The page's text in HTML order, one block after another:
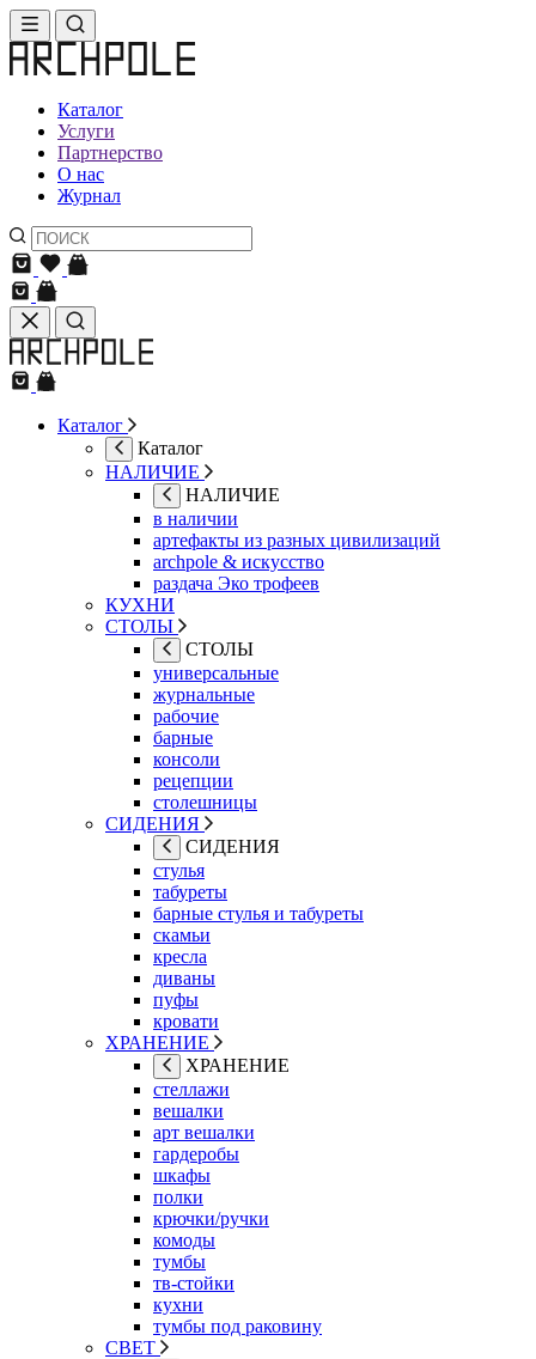
Каталог
Услуги
Партнерство
О нас
Журнал
Каталог
Каталог
НАЛИЧИЕ
НАЛИЧИЕ
в наличии
артефакты из разных цивилизаций
archpole & искусство
раздача Эко трофеев
КУХНИ
СТОЛЫ
СТОЛЫ
универсальные
журнальные
рабочие
барные
консоли
рецепции
столешницы
СИДЕНИЯ
СИДЕНИЯ
стулья
табуреты
барные стулья и табуреты
скамьи
кресла
диваны
пуфы
кровати
ХРАНЕНИЕ
ХРАНЕНИЕ
стеллажи
вешалки
арт вешалки
гардеробы
шкафы
полки
крючки/ручки
комоды
тумбы
тв-стойки
кухни
тумбы под раковину
СВЕТ